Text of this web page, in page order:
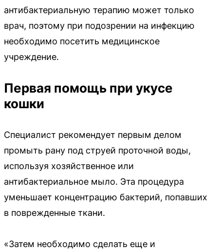
антибактериальную терапию может только
врач, поэтому при подозрении на инфекцию
необходимо посетить медицинское
учреждение.
Первая помощь при укусе
кошки
Специалист рекомендует первым делом
промыть рану под струей проточной воды,
используя хозяйственное или
антибактериальное мыло. Эта процедура
уменьшает концентрацию бактерий, попавших
в поврежденные ткани.
«Затем необходимо сделать еще и